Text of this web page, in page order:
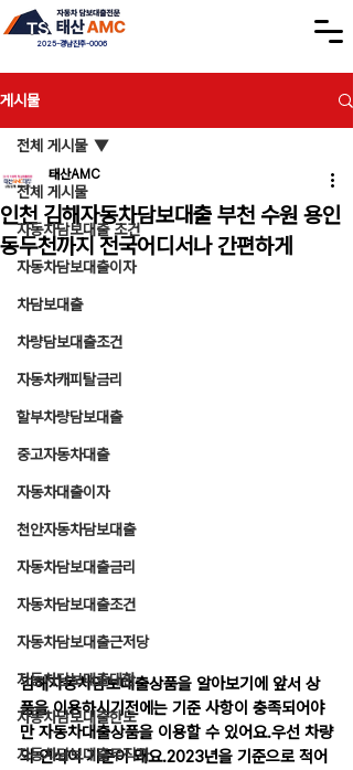
2025-경남진주-0006
게시물
전체 게시물
자동차담보대출 조건
자동차담보대출이자
차담보대출
차량담보대출조건
자동차캐피탈금리
할부차량담보대출
중고자동차대출
자동차대출이자
천안자동차담보대출
자동차담보대출금리
자동차담보대출조건
자동차담보대출근저당
자동차담보대출대환
자동차담보대출한도
자동차담보대출무직자
전체 게시물
인천 김해자동차담보대출 부천 수원 용인
동두천까지 전국어디서나 간편하게
태산AMC
김해자동차담보대출상품을 알아보기에 앞서 상
품을 이용하시기전에는 기준 사항이 충족되어야
만 자동차대출상품을 이용할 수 있어요.우선 차량
의 연식이 기준이 돼요.2023년을 기준으로 적어